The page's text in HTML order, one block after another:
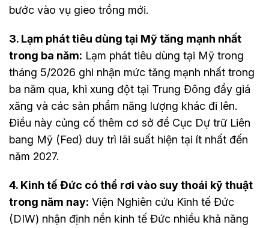
bước vào vụ gieo trồng mới.
3. Lạm phát tiêu dùng tại Mỹ tăng mạnh nhất
trong ba năm: Lạm phát tiêu dùng tại Mỹ trong
tháng 5/2026 ghi nhận mức tăng mạnh nhất trong
ba năm qua, khi xung đột tại Trung Đông đẩy giá
xăng và các sản phẩm năng lượng khác đi lên.
Điều này củng cố thêm cơ sở để Cục Dự trữ Liên
bang Mỹ (Fed) duy trì lãi suất hiện tại ít nhất đến
năm 2027.
4. Kinh tế Đức có thể rơi vào suy thoái kỹ thuật
trong năm nay: Viện Nghiên cứu Kinh tế Đức
(DIW) nhận định nền kinh tế Đức nhiều khả năng